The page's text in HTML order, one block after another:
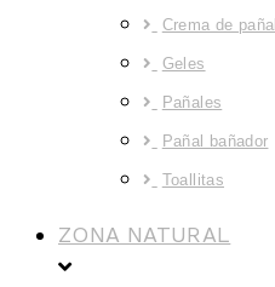
Crema de pañal
Geles
Pañales
Pañal bañador
Toallitas
ZONA NATURAL